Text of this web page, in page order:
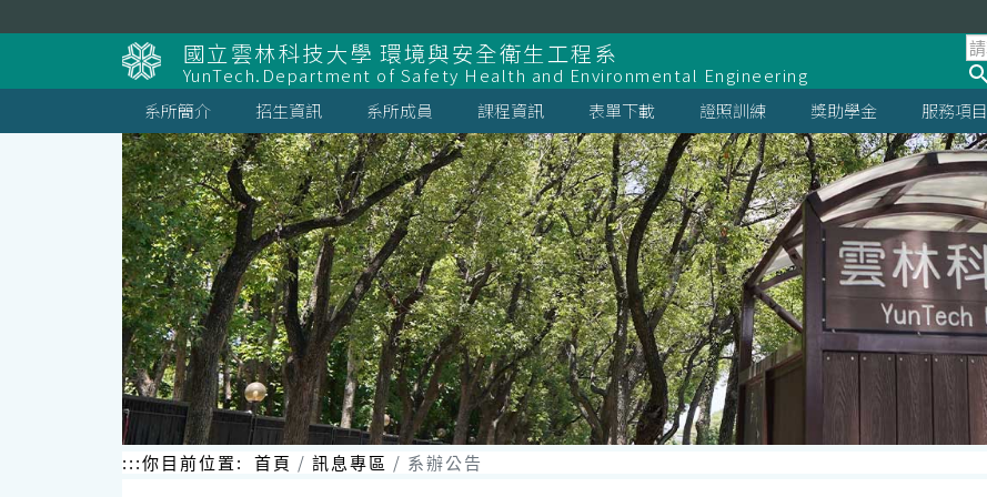
到
主
要
內
容
區
塊
國立雲林科技大學 環境與安全衛生工程系
YunTech.Department of Safety Health and Environmental Engineering
系所簡介
招生資訊 系所成員 課程資訊 表單下載 證照訓練 獎助學金 服務項目
:::你目前位置: 首頁 訊息專區 系辦公告